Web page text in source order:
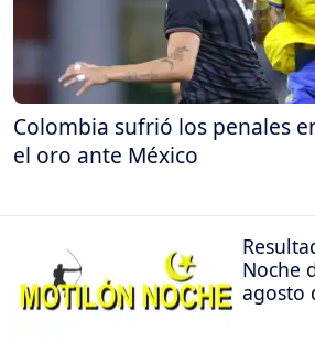
Colombia sufrió los penales
el oro ante México
Noche
agosto